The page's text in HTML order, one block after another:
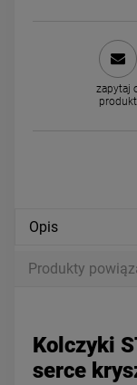
STAL
wiszące kryształki
59,00 zł
zapytaj
produkt
Opis
Produkty
Kolczyki
serce